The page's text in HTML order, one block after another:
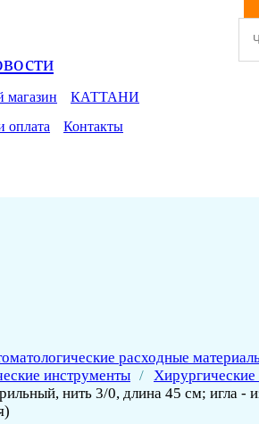
магазин
КАТТАНИ
оплата Контакты
расходные
инструменты /
нить 3/0, длина 45 см; игла -